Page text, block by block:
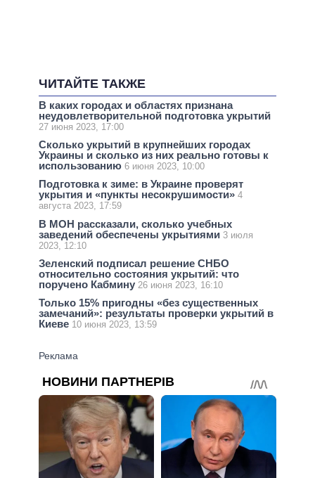
ЧИТАЙТЕ ТАКЖЕ
В каких городах и областях признана
неудовлетворительной подготовка укрытий
27 июня 2023, 17:00
Сколько укрытий в крупнейших городах
Украины и сколько из них реально готовы к
использованию 6 июня 2023, 10:00
Подготовка к зиме: в Украине проверят
укрытия и «пункты несокрушимости» 4
августа 2023, 17:59
В МОН рассказали, сколько учебных
заведений обеспечены укрытиями 3 июля
2023, 12:10
Зеленский подписал решение СНБО
относительно состояния укрытий: что
поручено Кабмину 26 июня 2023, 16:10
Только 15% пригодны «без существенных
замечаний»: результаты проверки укрытий в
Киеве 10 июня 2023, 13:59